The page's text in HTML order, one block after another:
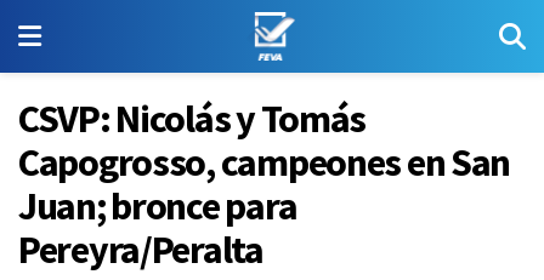
CSVP: Nicolás y Tomás
Capogrosso, campeones en San
Juan; bronce para
Pereyra/Peralta